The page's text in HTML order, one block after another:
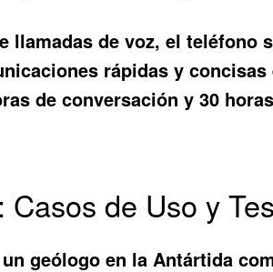
llamadas de voz, elteléfono
rápidas y
de conversación y 30
Casos de Uso y
geólogo en la Antártida